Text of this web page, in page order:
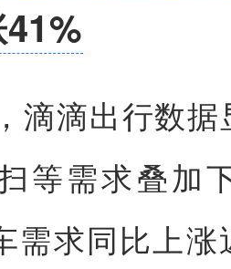
滴滴出行数
等需求叠加
需求同比上涨